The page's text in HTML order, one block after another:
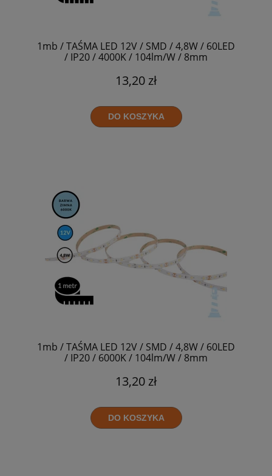
1mb / TAŚMA LED 12V / SMD / 4,8W / 60LED
/ IP20 / 4000K / 104lm/W / 8mm
13,20 zł
DO KOSZYKA
1mb / TAŚMA LED 12V / SMD / 4,8W / 60LED
/ IP20 / 6000K / 104lm/W / 8mm
13,20 zł
DO KOSZYKA